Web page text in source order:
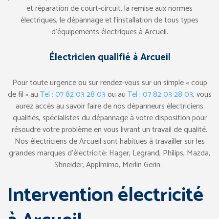
et réparation de court-circuit, la remise aux normes
électriques, le dépannage et l’installation de tous types
d’équipements électriques à Arcueil.
Électricien qualifié à Arcueil
Pour toute urgence ou sur rendez-vous sur un simple « coup
de fil » auTel : 07 82 03 28 03ou auTel : 07 82 03 28 03, vous
aurez accès au savoir faire de nos dépanneurs électriciens
qualifiés, spécialistes du dépannage à votre disposition pour
résoudre votre problème en vous livrant un travail de qualité.
Nos électriciens de Arcueil sont habitués à travailler sur les
grandes marques d’électricité: Hager, Legrand, Philips, Mazda,
Shneider, Applmimo, Merlin Gerin…
Intervention électricité